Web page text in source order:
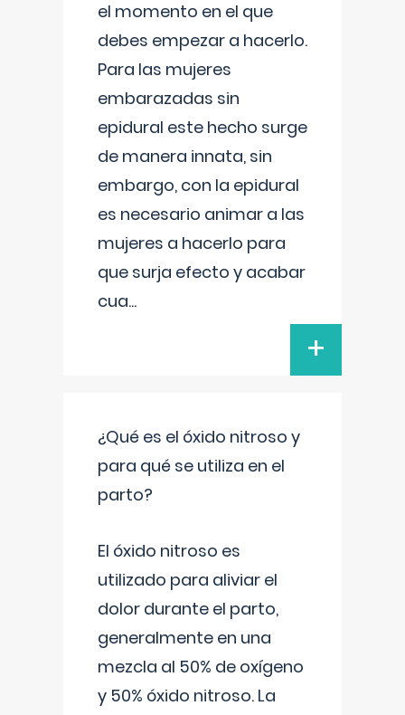
el momento en el que
debes empezar a hacerlo.
Para las mujeres
embarazadas sin
epidural este hecho surge
de manera innata, sin
embargo, con la epidural
es necesario animar a las
mujeres a hacerlo para
que surja efecto y acabar
cua...
+
¿Qué es el óxido nitroso y
para qué se utiliza en el
parto?
El óxido nitroso es
utilizado para aliviar el
dolor durante el parto,
generalmente en una
mezcla al 50% de oxígeno
y 50% óxido nitroso. La